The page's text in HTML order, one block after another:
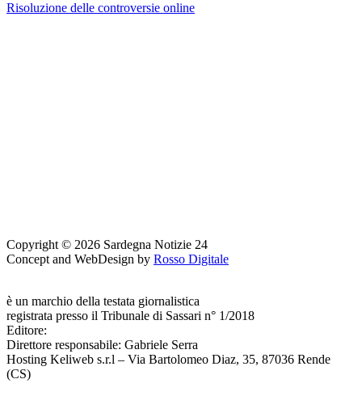
Risoluzione delle controversie online
Copyright © 2026 Sardegna Notizie 24
Concept and WebDesign by Rosso Digitale
è un marchio della testata giornalistica
registrata presso il Tribunale di Sassari n° 1/2018
Editore:
Direttore responsabile: Gabriele Serra
Hosting Keliweb s.r.l – Via Bartolomeo Diaz, 35, 87036 Rende
(CS)